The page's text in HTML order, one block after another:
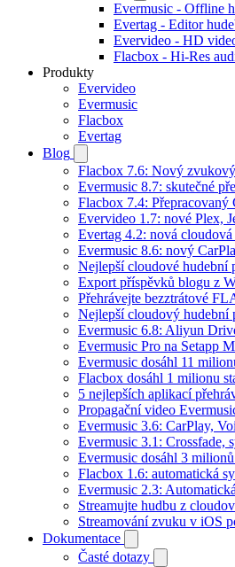
Evermusic - Offline
Evertag - Editor
Evervideo - HD
Flacbox - Hi-Res
Produkty
Evervideo
Evermusic
Flacbox
Evertag
Blog
Flacbox 7.6: Nový
Evermusic 8.7: skutečné
Flacbox 7.4:
Evervideo 1.7: nové Plex,
Evertag 4.2: nová
Evermusic 8.6: nový
Nejlepší cloudové hudební
Export příspěvků blogu z
Přehrávejte bezztrátové
Nejlepší cloudový hudební
Evermusic 6.8: Aliyun
Evermusic Pro na Setapp
Evermusic dosáhl 11
Flacbox dosáhl 1 milionu
5 nejlepších aplikací
Propagační video
Evermusic 3.6: CarPlay,
Evermusic 3.1: Crossfade,
Evermusic dosáhl 3
Flacbox 1.6: automatická
Evermusic 2.3:
Streamujte hudbu z
Streamování zvuku v iOS
Dokumentace
Časté dotazy